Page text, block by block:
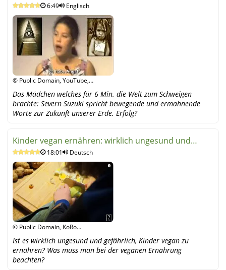
Konferenz6:49 Englisch
© Public Domain, YouTube,
Das Mädchen welches für 6 Min. die Welt zum Schweigen
brachte: Severn Suzuki spricht bewegende und ermahnende
Worte zur Zukunft unserer Erde. Erfolg?
Kinder vegan ernähren: wirklich ungesund und
gefährlich?18:01 Deutsch
© Public Domain, KoRo
Ist es wirklich ungesund und gefährlich, Kinder vegan zu
ernähren? Was muss man bei der veganen Ernährung
beachten?